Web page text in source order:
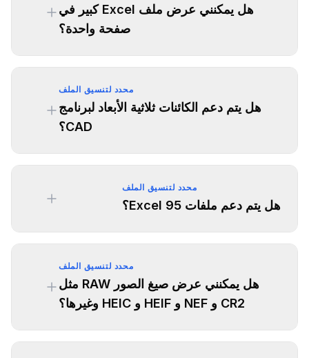
هل يمكنني عرض ملف Excel كبير في
صفحة واحدة؟
محدد لتنسيق الملف
هل يتم دعم الكائنات ثلاثية الأبعاد لبرنامج
CAD؟
محدد لتنسيق الملف
هل يتم دعم ملفات Excel 95؟
محدد لتنسيق الملف
هل يمكنني عرض صيغ الصور RAW مثل
CR2 و NEF و HEIF و HEIC وغيرها؟